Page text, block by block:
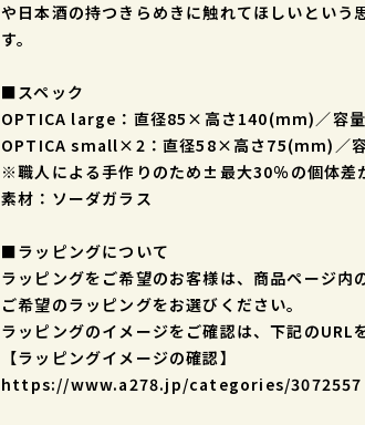
や日本酒の持つきらめきに触れてほしいという
す。
■スペック
OPTICA large：直径85×高さ140(mm)／容
OPTICA small×2：直径58×高さ75(mm)／
※職人による手作りのため±最大30％の個体差
素材：ソーダガラス
■ラッピングについて
ラッピングをご希望のお客様は、商品ページ内
ご希望のラッピングをお選びください。
ラッピングのイメージをご確認は、下記のURL
【ラッピングイメージの確認】
https://www.a278.jp/categories/3072557